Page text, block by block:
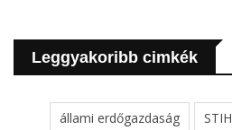
Leggyakoribb cimkék
állami erdőgazdaság